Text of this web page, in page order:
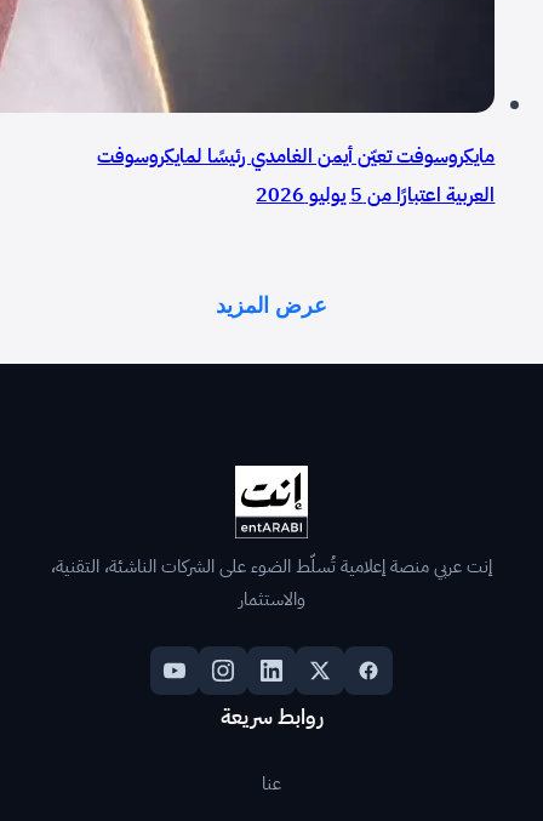
مايكروسوفت تعيّن أيمن الغامدي رئيسًا لمايكروسوفت
العربية اعتبارًا من 5 يوليو 2026
عرض المزيد
إنت عربي منصة إعلامية تُسلّط الضوء على الشركات الناشئة، التقنية،
والاستثمار
روابط سريعة
عنا